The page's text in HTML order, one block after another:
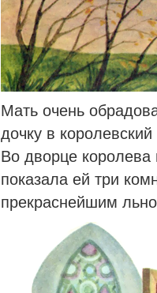
Мать очень
дочку в
Во дворце
показала ей три
прекраснейшим